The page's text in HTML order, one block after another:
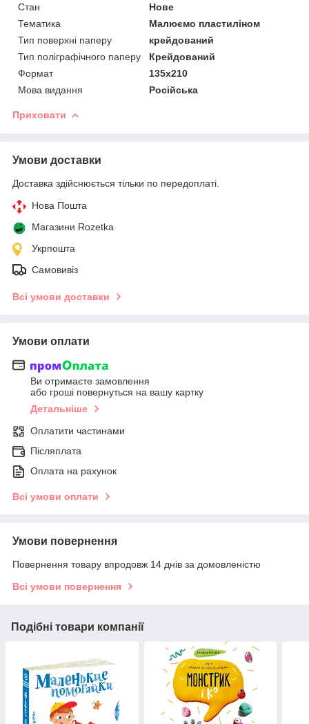
Стан
Нове
Тематика
Малюємо пластиліном
Тип поверхні паперу
крейдований
Тип поліграфічного паперу
Крейдований
Формат
135х210
Мова видання
Російська
Приховати
Умови доставки
Доставка здійснюється тільки по передоплаті.
Нова Пошта
Магазини Rozetka
Укрпошта
Самовивіз
Всі умови доставки
Умови оплати
Ви отримаєте замовлення
або гроші повернуться на вашу картку
Детальніше
Оплатити частинами
Післяплата
Оплата на рахунок
Всі умови оплати
Умови повернення
Повернення товару впродовж 14 днів за домовленістю
Всі умови повернення
Подібні товари компанії